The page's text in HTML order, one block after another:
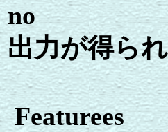
no
出力が得ら
Featurees